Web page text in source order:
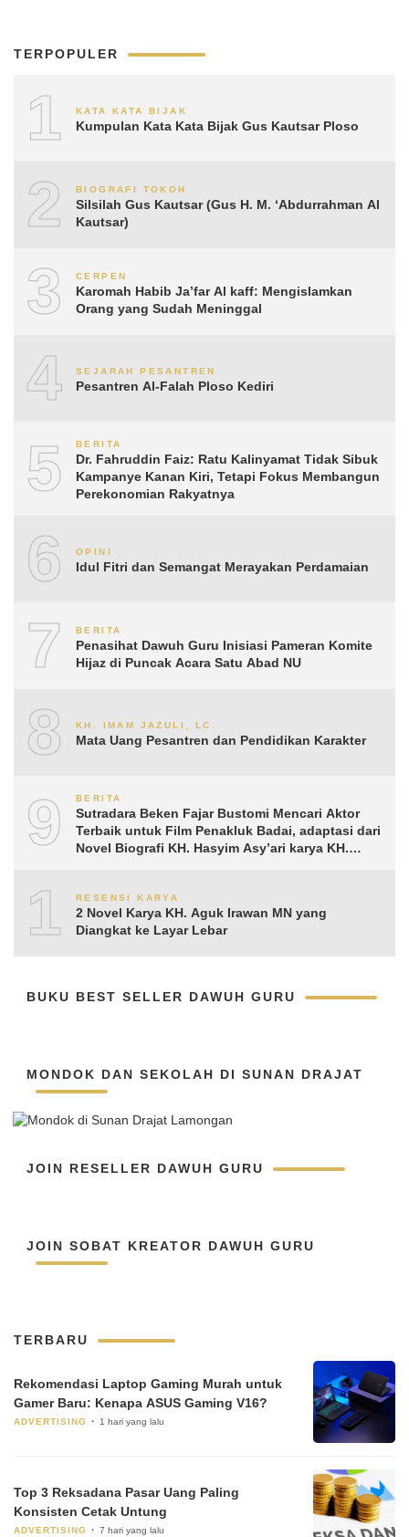
TERPOPULER
1 KATA KATA BIJAK
Kumpulan Kata Kata Bijak Gus Kautsar Ploso
2 BIOGRAFI TOKOH
Silsilah Gus Kautsar (Gus H. M. ‘Abdurrahman Al
Kautsar)
3 CERPEN
Karomah Habib Ja’far Al kaff: Mengislamkan
Orang yang Sudah Meninggal
4 SEJARAH PESANTREN
Pesantren Al-Falah Ploso Kediri
5 BERITA
Dr. Fahruddin Faiz: Ratu Kalinyamat Tidak Sibuk
Kampanye Kanan Kiri, Tetapi Fokus Membangun
Perekonomian Rakyatnya
6 OPINI
Idul Fitri dan Semangat Merayakan Perdamaian
7 BERITA
Penasihat Dawuh Guru Inisiasi Pameran Komite
Hijaz di Puncak Acara Satu Abad NU
8 KH. IMAM JAZULI, LC.
Mata Uang Pesantren dan Pendidikan Karakter
9 BERITA
Sutradara Beken Fajar Bustomi Mencari Aktor
Terbaik untuk Film Penakluk Badai, adaptasi dari
Novel Biografi KH. Hasyim Asy’ari karya KH.
10RESENSI KARYA
2 Novel Karya KH. Aguk Irawan MN yang
Diangkat ke Layar Lebar
BUKU BEST SELLER DAWUH GURU
MONDOK DAN SEKOLAH DI SUNAN DRAJAT
JOIN RESELLER DAWUH GURU
JOIN SOBAT KREATOR DAWUH GURU
TERBARU
Rekomendasi Laptop Gaming Murah untuk
Gamer Baru: Kenapa ASUS Gaming V16?
ADVERTISING 1 hari yang lalu
Top 3 Reksadana Pasar Uang Paling
Konsisten Cetak Untung
ADVERTISING 7 hari yang lalu